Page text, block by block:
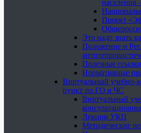
населения
Проект
Это надо знать
Положение и
Полезные ссылки
Нормативные
Виртуальный учебно-
пункт по ГО и ЧС
Виртуальный
Лекции УКП
Методические